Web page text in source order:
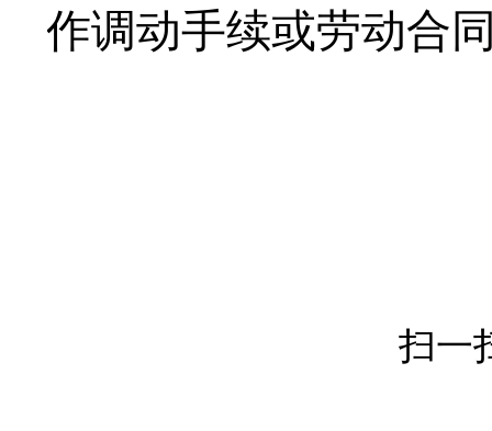
作调动手续或劳动合
扫一